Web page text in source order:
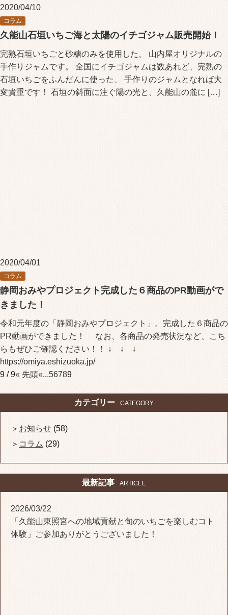
2020/04/10
コラム
久能山石垣いちご海と太陽のイチゴジャム販売開始！
完熟石垣いちごと砂糖のみを使用した、 山内屋オリジナルの
手作りジャムです。 全国にイチゴジャムは数あれど、完熟の
石垣いちごをふんだんに使った、 手作りのジャムとなれば大
変貴重です！ 石垣の斜面に注ぐ陽の光と、久能山の麓に […]
2020/04/01
コラム
静岡おみやプロジェクト完成した６商品のPR動画がで
きました！
令和元年度の「静岡おみやプロジェクト」。完成した６商品の
PR動画ができました！ なお、各商品の発売状況など、こち
らもぜひご確認ください！！ ↓ ↓ ↓
https://omiya.eshizuoka.jp/
9 / 9« 先頭«...56789
カテゴリー CATEGORY
お知らせ (58)
コラム (29)
最新記事 ARTICLE
2026/03/22
「久能山東照宮への地域貢献と旬のいちごを楽しむコト
体験」ご参加ありがとうございました！